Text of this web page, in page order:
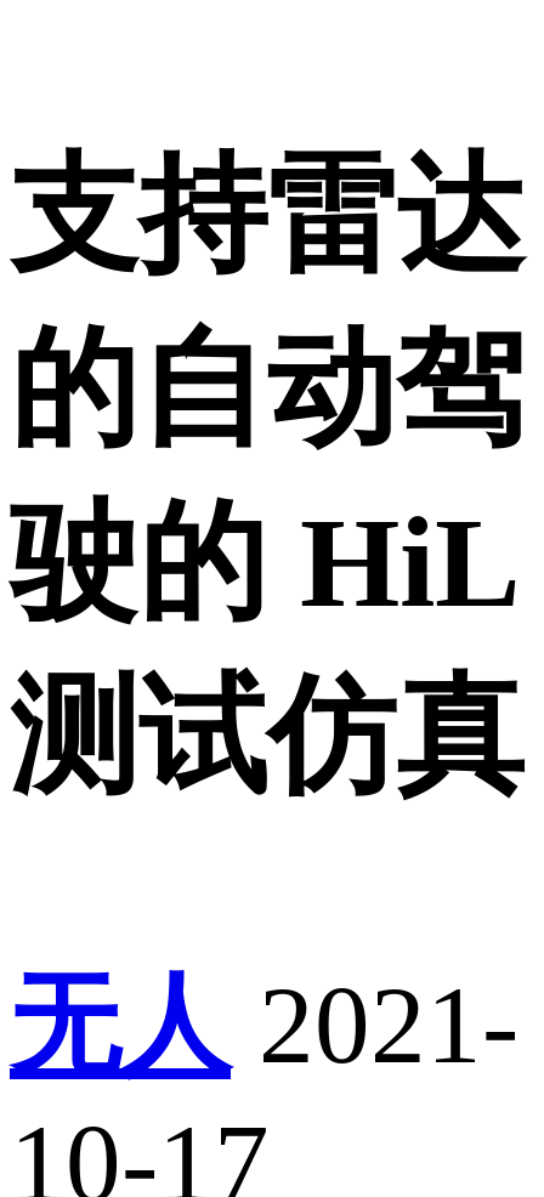
支持雷达
的自动驾
驶的 HiL
测试仿真
无人 2021-
10-17